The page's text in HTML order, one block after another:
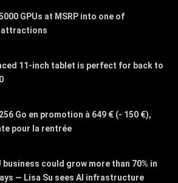
GPUs at MSRP into one of
attractions
11-inch tablet is perfect for back to
Go en promotion à 649 € (- 150 €),
pour la rentrée
business could grow more than 70% in
— Lisa Su sees AI infrastructure